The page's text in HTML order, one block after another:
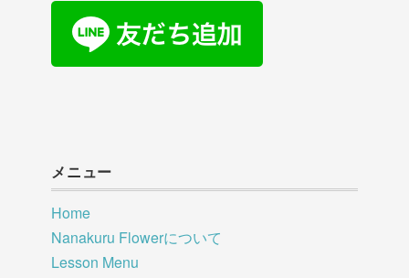
メニュー
Home
Nanakuru Flowerについて
Lesson Menu